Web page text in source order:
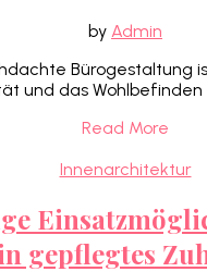
by Admin
Bürogestaltung
und das
Read More
Innenarchitektur
gepflegtes